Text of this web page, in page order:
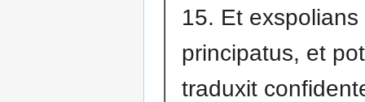
15. Et exspolians
principatus, et
traduxit